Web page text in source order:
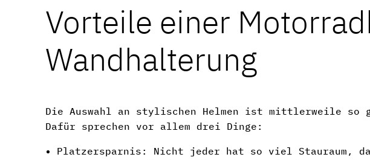
Vorteile einer
Wandhalterung
Die Auswahl an stylischen Helmen ist mittlerweile so
Dafür sprechen vor allem drei Dinge:
Platzersparnis: Nicht jeder hat so viel Stauraum,